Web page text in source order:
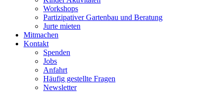
Workshops
Partizipativer Gartenbau und Beratung
Jurte mieten
Mitmachen
Kontakt
Spenden
Jobs
Anfahrt
Häufig gestellte Fragen
Newsletter